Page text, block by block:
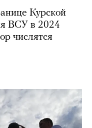
Курской
ВСУ в 2024
числятся